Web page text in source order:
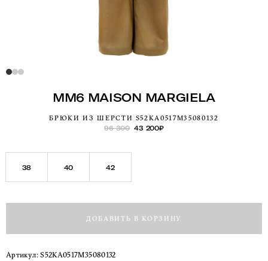
MM6 MAISON MARGIELA
БРЮКИ ИЗ ШЕРСТИ S52KA0517M35080132
96 300 43 200₽
38 40 42
ДОБАВИТЬ В КОРЗИНУ
Артикул:S52KA0517M35080132